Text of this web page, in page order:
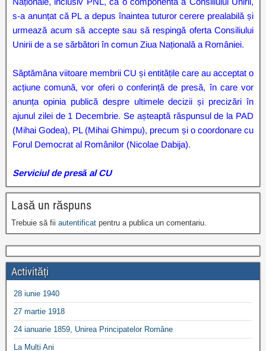
s-a anunțat că PL a depus înaintea tuturor cerere prealabilă și
urmează acum să accepte sau să respingă oferta Consiliului
Unirii de a se sărbători în comun Ziua Națională a României.
Săptămâna viitoare membrii CU și entitățile care au acceptat o
acțiune comună, vor oferi o conferință de presă, în care vor
anunța opinia publică despre ultimele decizii și precizări în
ajunul zilei de 1 Decembrie. Se așteaptă răspunsul de la PAD
(Mihai Godea), PL (Mihai Ghimpu), precum și o coordonare cu
Forul Democrat al Românilor (Nicolae Dabija).
Serviciul de presă al CU
Lasă un răspuns
Trebuie să fii autentificat pentru a publica un comentariu.
Activități
28 iunie 1940
27 martie 1918
24 ianuarie 1859, Unirea Principatelor Române
La Mulți Ani